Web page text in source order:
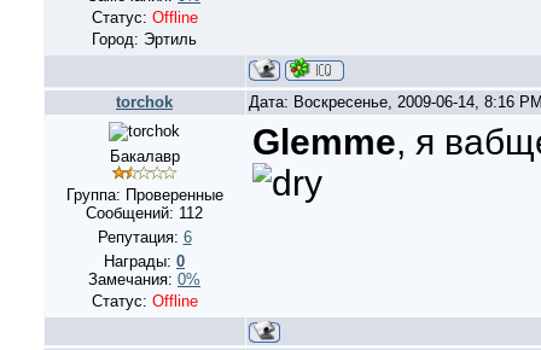
Статус: Offline
Город: Эртиль
torchok Дата: Воскресенье, 2009-06-14, 8:16
Бакалавр
Группа: Проверенные
Сообщений: 112
Репутация: 6
Награды: 0
Замечания: 0%
Статус: Offline
Glemme, я